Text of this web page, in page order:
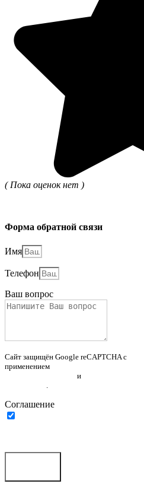
( Пока оценок нет )
Форма обратной связи
Имя
Телефон
Ваш вопрос
Сайт защищён Google reCAPTCHA с
применением
и
.
Соглашение